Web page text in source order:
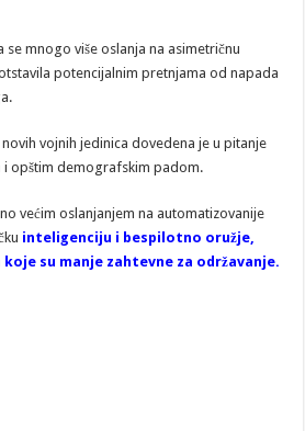
mnogo više oslanja na asimetričnu
potencijalnim pretnjama od napada
vojnih jedinica dovedena je u pitanje
i opštim demografskim padom.
većim oslanjanjem na automatizovanije
inteligenciju i bespilotno oružje,
su manje zahtevne za održavanje.